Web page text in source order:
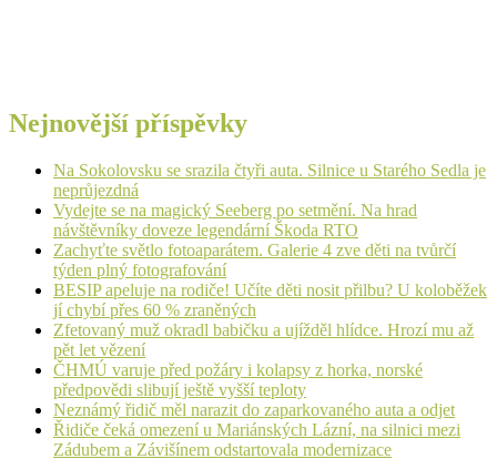
Nejnovější příspěvky
Na Sokolovsku se srazila čtyři auta. Silnice u Starého Sedla je
neprůjezdná
Vydejte se na magický Seeberg po setmění. Na hrad
návštěvníky doveze legendární Škoda RTO
Zachyťte světlo fotoaparátem. Galerie 4 zve děti na tvůrčí
týden plný fotografování
BESIP apeluje na rodiče! Učíte děti nosit přilbu? U koloběžek
jí chybí přes 60 % zraněných
Zfetovaný muž okradl babičku a ujížděl hlídce. Hrozí mu až
pět let vězení
ČHMÚ varuje před požáry i kolapsy z horka, norské
předpovědi slibují ještě vyšší teploty
Neznámý řidič měl narazit do zaparkovaného auta a odjet
Řidiče čeká omezení u Mariánských Lázní, na silnici mezi
Zádubem a Závišínem odstartovala modernizace